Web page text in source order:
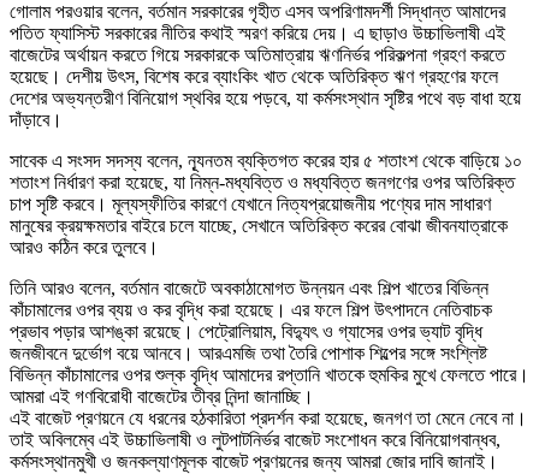
গোলাম পরওয়ার বলেন, বর্তমান সরকারের গৃহীত এসব অপরিণামদর্শী সিদ্ধান্ত আমাদের
পতিত ফ্যাসিস্ট সরকারের নীতির কথাই স্মরণ করিয়ে দেয়। এ ছাড়াও উচ্চাভিলাষী এই
বাজেটের অর্থায়ন করতে গিয়ে সরকারকে অতিমাত্রায় ঋণনির্ভর পরিকল্পনা গ্রহণ করতে
হয়েছে। দেশীয় উৎস, বিশেষ করে ব্যাংকিং খাত থেকে অতিরিক্ত ঋণ গ্রহণের ফলে
দেশের অভ্যন্তরীণ বিনিয়োগ স্থবির হয়ে পড়বে, যা কর্মসংস্থান সৃষ্টির পথে বড় বাধা হয়ে
দাঁড়াবে।
সাবেক এ সংসদ সদস্য বলেন, ন্যূনতম ব্যক্তিগত করের হার ৫ শতাংশ থেকে বাড়িয়ে ১০
শতাংশ নির্ধারণ করা হয়েছে, যা নিম্ন-মধ্যবিত্ত ও মধ্যবিত্ত জনগণের ওপর অতিরিক্ত
চাপ সৃষ্টি করবে। মূল্যস্ফীতির কারণে যেখানে নিত্যপ্রয়োজনীয় পণ্যের দাম সাধারণ
মানুষের ক্রয়ক্ষমতার বাইরে চলে যাচ্ছে, সেখানে অতিরিক্ত করের বোঝা জীবনযাত্রাকে
আরও কঠিন করে তুলবে।
তিনি আরও বলেন, বর্তমান বাজেটে অবকাঠামোগত উন্নয়ন এবং শিল্প খাতের বিভিন্ন
কাঁচামালের ওপর ব্যয় ও কর বৃদ্ধি করা হয়েছে। এর ফলে শিল্প উৎপাদনে নেতিবাচক
প্রভাব পড়ার আশঙ্কা রয়েছে। পেট্রোলিয়াম, বিদ্যুৎ ও গ্যাসের ওপর ভ্যাট বৃদ্ধি
জনজীবনে দুর্ভোগ বয়ে আনবে। আরএমজি তথা তৈরি পোশাক শিল্পের সঙ্গে সংশ্লিষ্ট
বিভিন্ন কাঁচামালের ওপর শুল্ক বৃদ্ধি আমাদের রপ্তানি খাতকে হুমকির মুখে ফেলতে পারে।
আমরা এই গণবিরোধী বাজেটের তীব্র নিন্দা জানাচ্ছি।
এই বাজেট প্রণয়নে যে ধরনের হঠকারিতা প্রদর্শন করা হয়েছে, জনগণ তা মেনে নেবে না।
তাই অবিলম্বে এই উচ্চাভিলাষী ও লুটপাটনির্ভর বাজেট সংশোধন করে বিনিয়োগবান্ধব,
কর্মসংস্থানমুখী ও জনকল্যাণমূলক বাজেট প্রণয়নের জন্য আমরা জোর দাবি জানাই।